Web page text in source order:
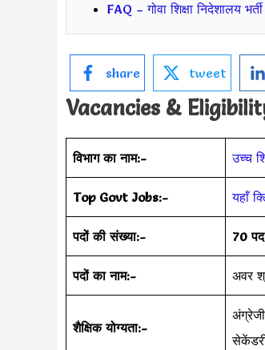
FAQ – गोवा शिक्षा निदेशालय भर्ती
share tweet
Vacancies &
विभाग का नाम:- उच्च
Top Govt Jobs:- यहाँ
पदों की संख्या:- 70 पद
पदों का नाम:- अवर
शैक्षिक योग्यता:-